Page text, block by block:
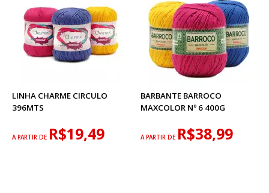
LINHA CHARME CIRCULO
396MTS
A PARTIR DE R$19,49
BARBANTE BARROCO
MAXCOLOR Nº 6 400G
A PARTIR DE R$38,99